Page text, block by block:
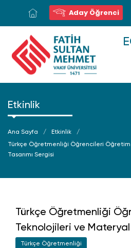
Aday Öğrenci
Etkinlik
Ana Sayfa
Etkinlik
Türkçe Öğretmenliği Öğrencileri Öğretim Teknolojileri ve Materyal
Tasarımı Sergisi
Türkçe Öğretmenliği
Teknolojileri ve Materyal
Türkçe Öğretmenliği